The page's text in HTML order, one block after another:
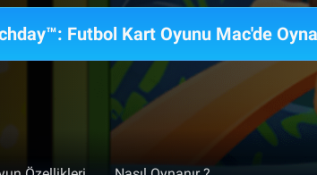
Futbol Kart Oyunu Mac'de